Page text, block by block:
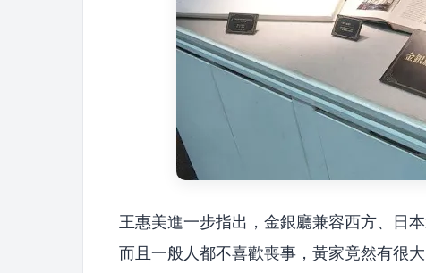
王惠美進一步指出，金銀廳兼容西方、日
而且一般人都不喜歡喪事，黃家竟然有很